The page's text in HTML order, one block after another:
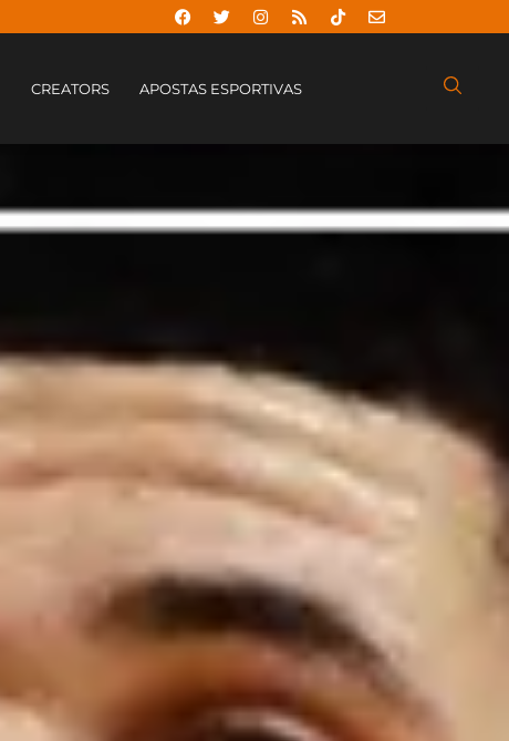
CREATORS APOSTAS ESPORTIVAS